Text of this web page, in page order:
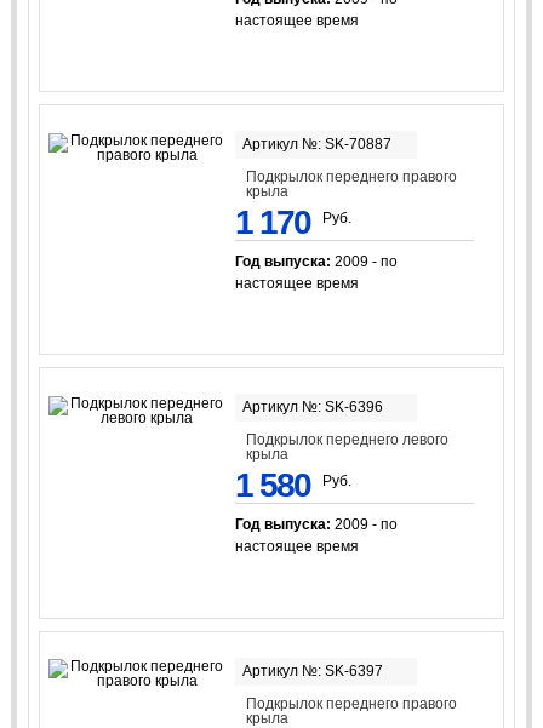
настоящее время
Артикул №: SK-70887
Подкрылок переднего правого
крыла
1 170 Руб.
Год выпуска: 2009 - по
настоящее время
Артикул №: SK-6396
Подкрылок переднего левого
крыла
1 580 Руб.
Год выпуска: 2009 - по
настоящее время
Артикул №: SK-6397
Подкрылок переднего правого
крыла